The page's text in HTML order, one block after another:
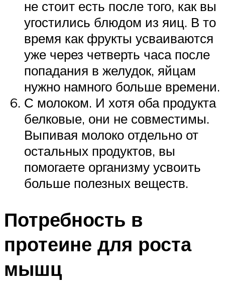
не стоит есть после того, как вы
угостились блюдом из яиц. В то
время как фрукты усваиваются
уже через четверть часа после
попадания в желудок, яйцам
нужно намного больше времени.
С молоком. И хотя оба продукта
белковые, они не совместимы.
Выпивая молоко отдельно от
остальных продуктов, вы
помогаете организму усвоить
больше полезных веществ.
Потребность в
протеине для роста
мышц